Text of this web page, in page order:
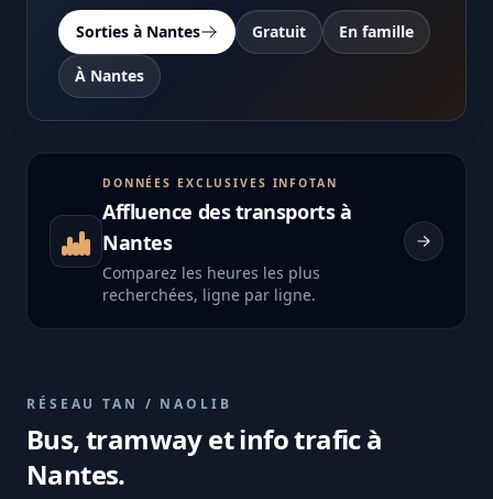
Sorties à Nantes Gratuit En famille
À Nantes
DONNÉES EXCLUSIVES INFOTAN
Affluence des transports à
Nantes
Comparez les heures les plus
recherchées, ligne par ligne.
RÉSEAU TAN / NAOLIB
Bus, tramway et info trafic à
Nantes.